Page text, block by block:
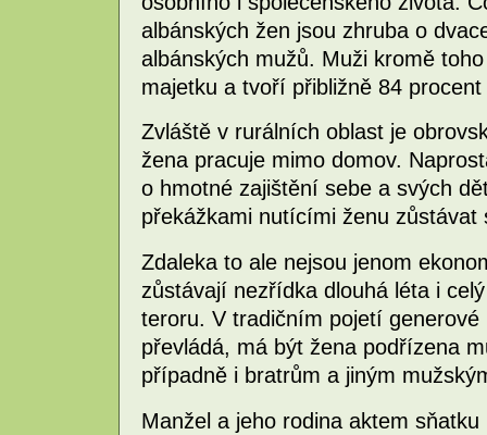
albánských žen jsou zhruba o
albánských mužů. Muži kromě
majetku a tvoří přibližně 84
Zvláště v rurálních oblast je
žena pracuje mimo domov.
o hmotné zajištění sebe a svých
překážkami nutícími ženu zůstávat
Zdaleka to ale nejsou jenom
zůstávají nezřídka dlouhá léta i
teroru. V tradičním pojetí
převládá, má být žena podřízena
případně i bratrům a jiným
Manžel a jeho rodina aktem